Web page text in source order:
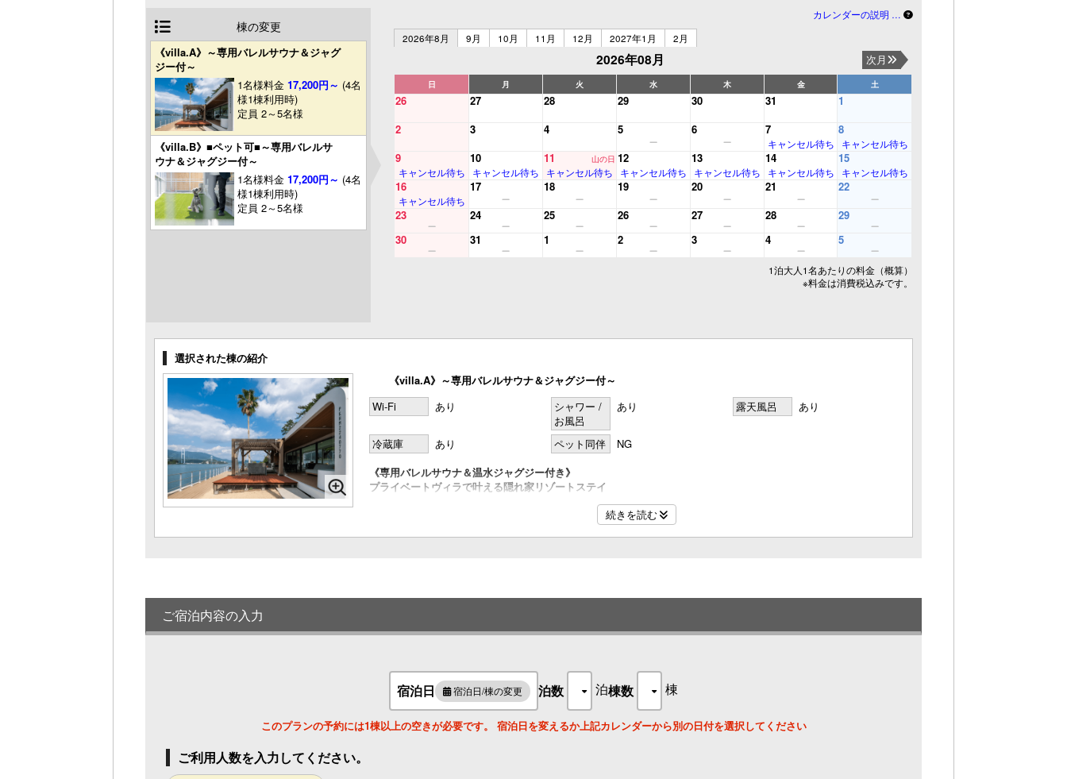
棟の変更
《villa.A》～専用バレルサウナ＆ジャグ
ジー付～
1名様料金17,200円～ (4名
様1棟利用時)
定員 2～5名様
《villa.B》■ペット可■～専用バレルサ
ウナ＆ジャグジー付～
1名様料金17,200円～ (4名
様1棟利用時)
定員 2～5名様
カレンダーの説明 …
2026年8月
9月 10月 11月 12月 2027年1月 2月
2026年08月 次月
日 月 火 水 木 金 土
26 27 28 29 30 31
1
2
3 4 5 6 7
キャンセル待ち
8
キャンセル待ち
9
キャンセル待ち
10
キャンセル待ち
11 山の日
キャンセル待ち
12
キャンセル待ち
13
キャンセル待ち
14
キャンセル待ち
15
キャンセル待ち
16
キャンセル待ち
17 18 19 20 21
22
23
24 25 26 27 28
29
30
31 1 2 3 4 5
1泊大人1名あたりの料金（概算）
※料金は消費税込みです。
選択された棟の紹介
《villa.A》～専用バレルサウナ＆ジャグジー付～
Wi-Fi
あり
シャワー /
お風呂
あり 露天風呂 あり
冷蔵庫 あり ペット同伴
NG
《専用バレルサウナ＆温水ジャグジー付き》
プライベートヴィラで叶える隠れ家リゾートステイ
グランピング施設でも珍しい〈両面ガラス仕様〉の客室では、
目の前に広がる青い海と豊かな緑を一度に楽しむことができます。
室内には〈全窓ブラインド〉を完備しており、プライバシーも万全。
ベッド数：セミダブルベット1台
シングルベッド 4台
設備：専用バレルサウナ・サウナポンチョ・温水ジャグジー
屋内キッチン、IHコンロ（1口）、冷蔵庫、電子レンジ、Wi-Fi
調理器具、BBQグリル、電子レンジ、トースター、冷暖房
続きを読む
ご宿泊内容の入力
宿泊日 宿泊日/棟の変更 泊数 泊棟数 棟
このプランの予約には1棟以上の空きが必要です。 宿泊日を変えるか上記カレンダーから別の日付を選択してください
ご利用人数を入力してください。